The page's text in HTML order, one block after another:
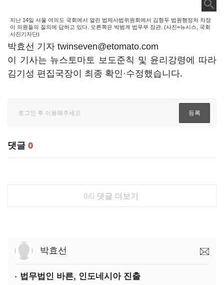
지난 14일 서울 여의도 국회에서 열린 법제사법위원회에서 김형두 법원행정처 차장
이 의원들의 질의에 답하고 있다. 오른쪽은 박범계 법무부 장관. (사진=뉴시스, 국회
사진기자단)
박효선 기자 twinseven@etomato.com
이 기사는 뉴스토마토 보도준칙 및 윤리강령에 따라
김기성 편집국장이 최종 확인·수정했습니다.
댓글 0
0/0 댓글 더보기
박효선
법무법인 바른, 인도네시아 진출